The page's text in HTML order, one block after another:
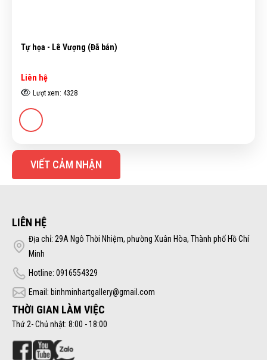
Tự họa - Lê Vượng (Đã bán)
Liên hệ
Lượt xem: 4328
VIẾT CẢM NHẬN
LIÊN HỆ
Địa chỉ: 29A Ngô Thời Nhiệm, phường Xuân Hòa, Thành phố Hồ Chí
Minh
Hotline: 0916554329
Email: binhminhartgallery@gmail.com
THỜI GIAN LÀM VIỆC
Thứ 2- Chủ nhật: 8:00 - 18:00